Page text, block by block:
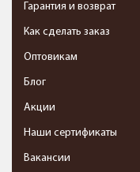
Гарантия и возврат
Как сделать заказ
Оптовикам
Блог
Акции
Наши сертификаты
Вакансии